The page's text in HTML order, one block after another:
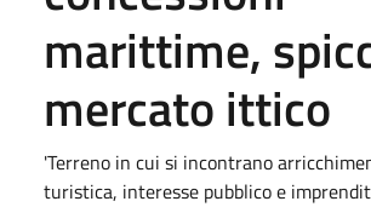
marittime,
mercato ittico
'Terreno in cui si incontrano
turistica, interesse pubblico e